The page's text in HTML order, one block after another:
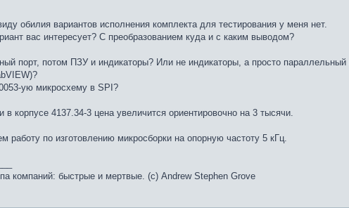
обилия вариантов исполнения комплекта для тестирования у меня нет.
вас интересует? С преобразованием куда и с каким выводом?
порт, потом ПЗУ и индикаторы? Или не индикаторы, а просто
ую микросхему в SPI?
в корпусе 4137.34-3 цена увеличится ориентировочно на 3 тысячи.
работу по изготовлению микросборки на опорную частоту 5 кГц.
компаний: быстрые и мертвые. (с) Andrew Stephen Grove